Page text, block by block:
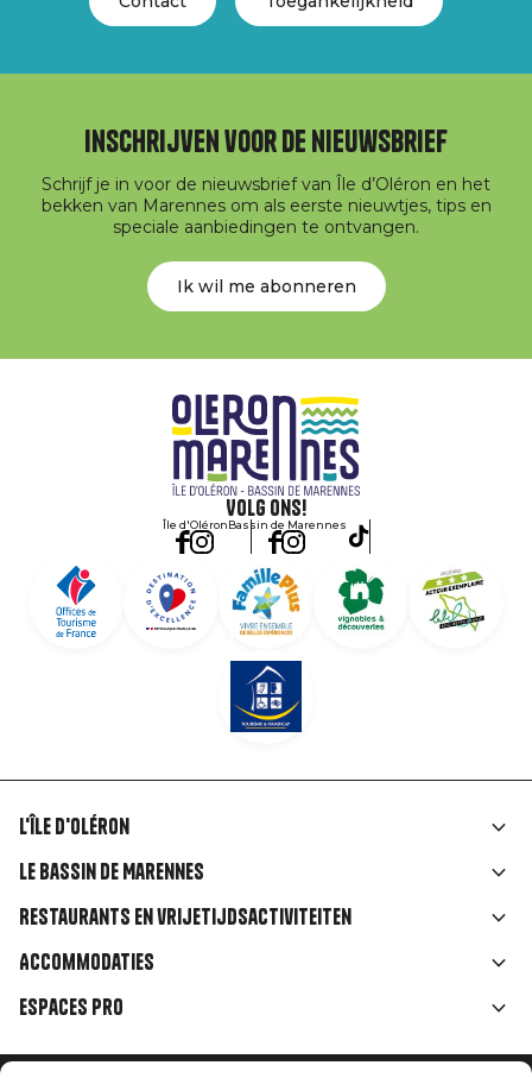
Inschrijven voor de nieuwsbrief
Schrijf je in voor de nieuwsbrief van Île d’Oléron en het
bekken van Marennes om als eerste nieuwtjes, tips en
speciale aanbiedingen te ontvangen.
Ik wil me abonneren
Volg ons!
Île d'OléronBassin de Marennes
Liens
rubriques
L'île d'Oléron
Le Bassin de Marennes
Restaurants en vrijetijdsactiviteiten
Accommodaties
Espaces Pro